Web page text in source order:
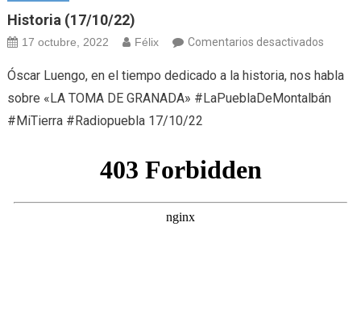
Historia (17/10/22)
17 octubre, 2022 Félix Comentarios desactivadosen
(17/
Óscar Luengo, en el tiempo dedicado a la historia, nos habla
sobre «LA TOMA DE GRANADA» #LaPueblaDeMontalbán
#MiTierra #Radiopuebla 17/10/22